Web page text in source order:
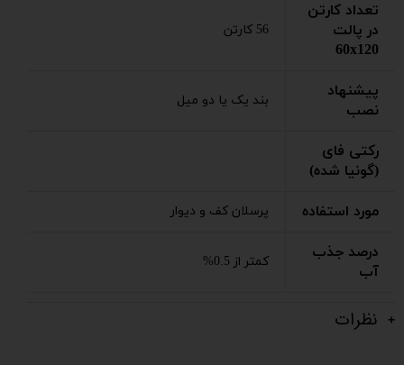
تعداد کارتن
در پالت
60x120
56 کارتن
پیشنهاد
نصب
بند یک یا دو میل
رکتی فای
(گونیا شده)
مورد استفاده پرسلان کف و دیوار
درصد جذب
آب
کمتر از 0.5%
نظرات